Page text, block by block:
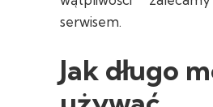
serwisem.
Jak długo